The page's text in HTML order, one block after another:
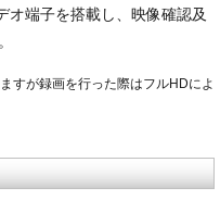
オ端子を搭載し、映像確認及
すが録画を行った際はフルHDによ